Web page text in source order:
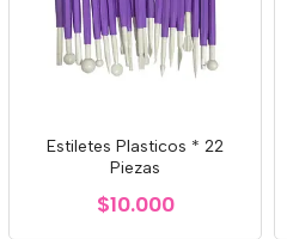
Estiletes Plasticos * 22
Piezas
$10.000